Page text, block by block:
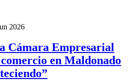
2026
Cámara Empresarial
en Maldonado